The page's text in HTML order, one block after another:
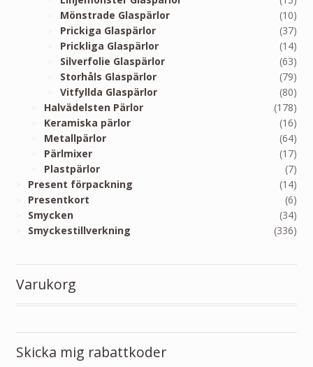
Mönstrade Glaspärlor
(10)
Prickiga Glaspärlor
(37)
Prickliga Glaspärlor
(14)
Silverfolie Glaspärlor
(63)
Storhåls Glaspärlor
(79)
Vitfyllda Glaspärlor
(80)
Halvädelsten Pärlor
(178)
Keramiska pärlor
(16)
Metallpärlor
(64)
Pärlmixer
(17)
Plastpärlor
(7)
Present förpackning
(14)
Presentkort
(6)
Smycken
(34)
Smyckestillverkning
(336)
Varukorg
Skicka mig rabattkoder